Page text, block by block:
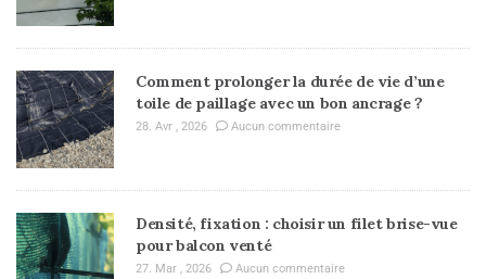
Comment prolonger la durée de vie d’une
toile de paillage avec un bon ancrage ?
28. Avr , 2026 Aucun commentaire
Densité, fixation : choisir un filet brise-vue
pour balcon venté
27. Mar , 2026 Aucun commentaire